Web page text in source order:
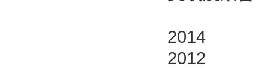
2014
2012 药